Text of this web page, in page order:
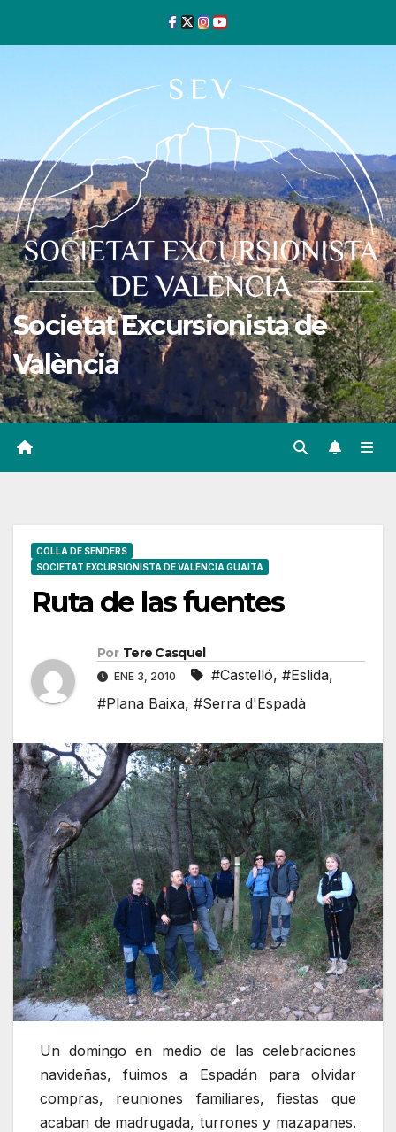
Societat Excursionista de
València
COLLA DE SENDERS
SOCIETAT EXCURSIONISTA DE VALÈNCIA GUAITA
Ruta de las fuentes
Por Tere Casquel
ENE 3, 2010 #Castelló, #Eslida,
#Plana Baixa, #Serra d'Espadà
Un domingo en medio de las celebraciones
navideñas, fuimos a Espadán para olvidar
compras, reuniones familiares, fiestas que
acaban de madrugada, turrones y mazapanes.